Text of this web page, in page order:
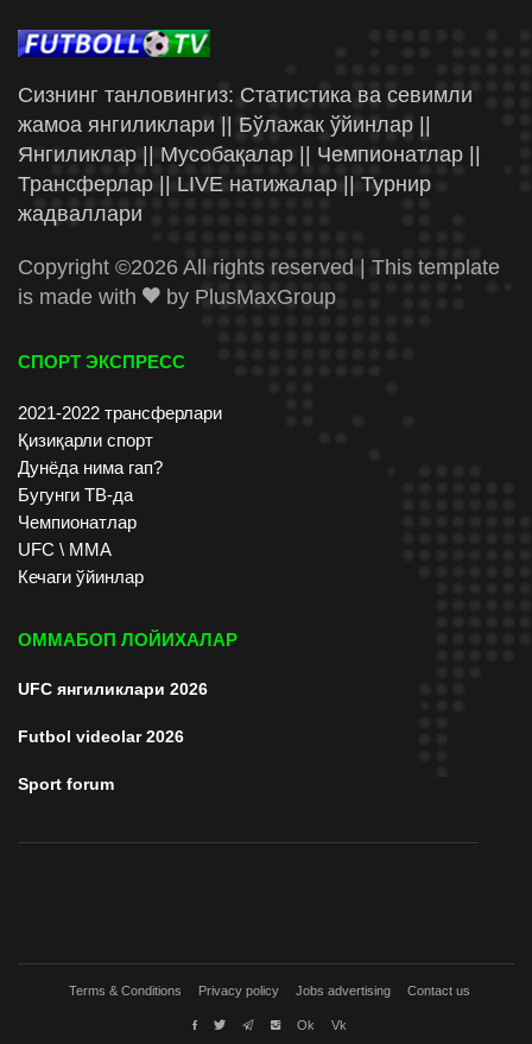
Сизнинг танловингиз: Статистика ва севимли
жамоа янгиликлари || Бўлажак ўйинлар ||
Янгиликлар || Мусобақалар || Чемпионатлар ||
Трансферлар || LIVE натижалар || Турнир
жадваллари
Copyright ©2026 All rights reserved | This template
is made with
by PlusMaxGroup
СПОРТ ЭКСПРЕСС
2021-2022 трансферлари
Қизиқарли спорт
Дунёда нима гап?
Бугунги ТВ-да
Чемпионатлар
UFC \ ММА
Кечаги ўйинлар
ОММАБОП ЛОЙИХАЛАР
UFC янгиликлари 2026
Futbol videolar 2026
Sport forum
Terms & Conditions Privacy policy Jobs advertising Contact us
Ok Vk